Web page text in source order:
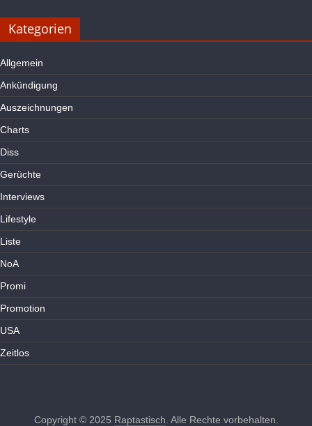
Kategorien
Allgemein
Ankündigung
Auszeichnungen
Charts
Diss
Gerüchte
Interviews
Lifestyle
Liste
NoA
Promi
Promotion
USA
Zeitlos
Copyright © 2025 Raptastisch . Alle Rechte vorbehalten.